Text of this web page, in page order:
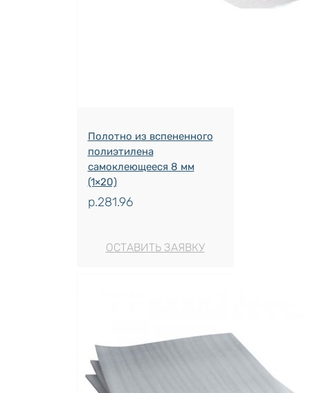
Полотно из вспененного
полиэтилена
самоклеющееся 8 мм
(1×20)
р.281.96
ОСТАВИТЬ ЗАЯВКУ